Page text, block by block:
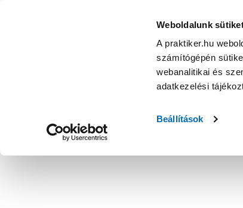
Weboldalunk
A praktiker.hu
számítógépén
webanalitikai és
adatkezelési
Beállítások